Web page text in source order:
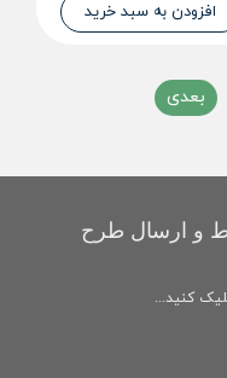
افزودن به سبد خرید
بعدی
و ارسال طرح
کنید...